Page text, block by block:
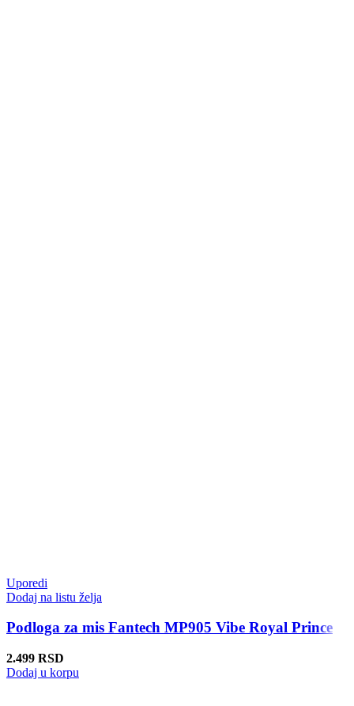
Uporedi
Dodaj na listu želja
Podloga za mis Fantech MP905 Vibe Royal Prince
2.499 RSD
Dodaj u korpu